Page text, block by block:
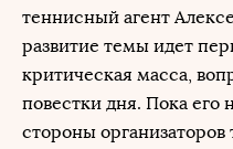
теннисный агент
развитие темы идет
критическая масса,
повестки дня. Пока его
стороны